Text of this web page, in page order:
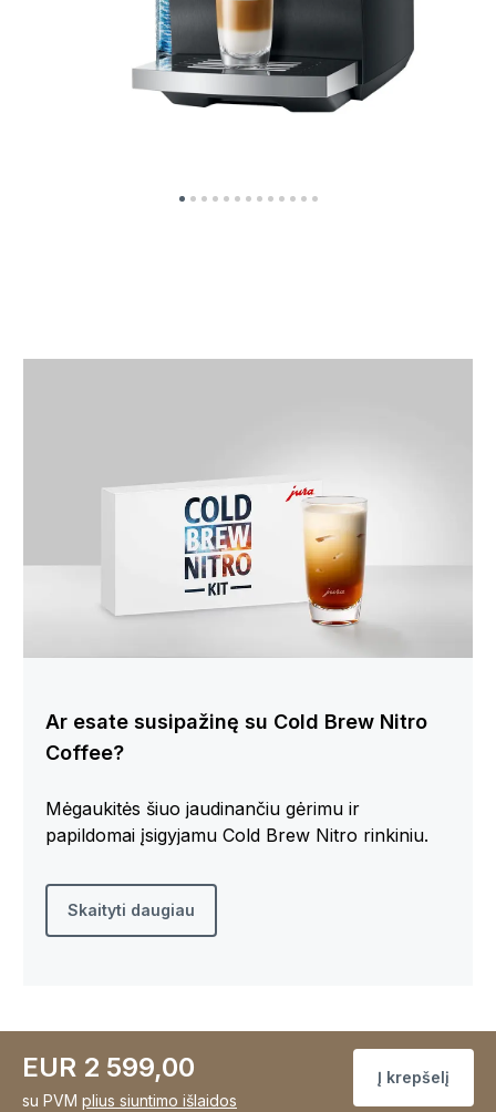
Ar esate susipažinę su Cold Brew Nitro
Coffee?
Mėgaukitės šiuo jaudinančiu gėrimu ir
papildomai įsigyjamu Cold Brew Nitro rinkiniu.
Skaityti daugiau
EUR 2 599,00
su PVM plius siuntimo išlaidos
Į krepšelį